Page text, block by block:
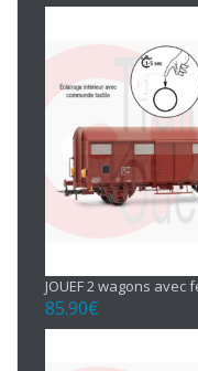
JOUEF 2 wagons
85.90€